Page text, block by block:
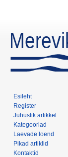
Esileht
Register
Juhuslik artikkel
Kategooriad
Laevade loend
Pikad artiklid
Kontaktid